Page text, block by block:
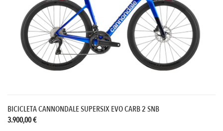
BICICLETA CANNONDALE SUPERSIX EVO CARB 2 SNB
3.900,00 €